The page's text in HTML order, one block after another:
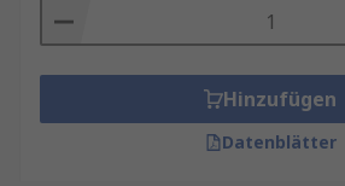
Hinzufügen
Datenblätter